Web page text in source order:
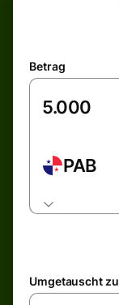
Betrag
PAB
Umgetauscht zu